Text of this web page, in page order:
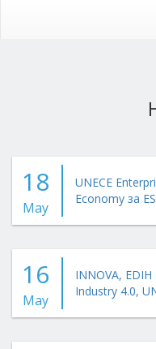
18
May
UNECE
Economy за
16
May
INNOVA,
Industry 4.0,